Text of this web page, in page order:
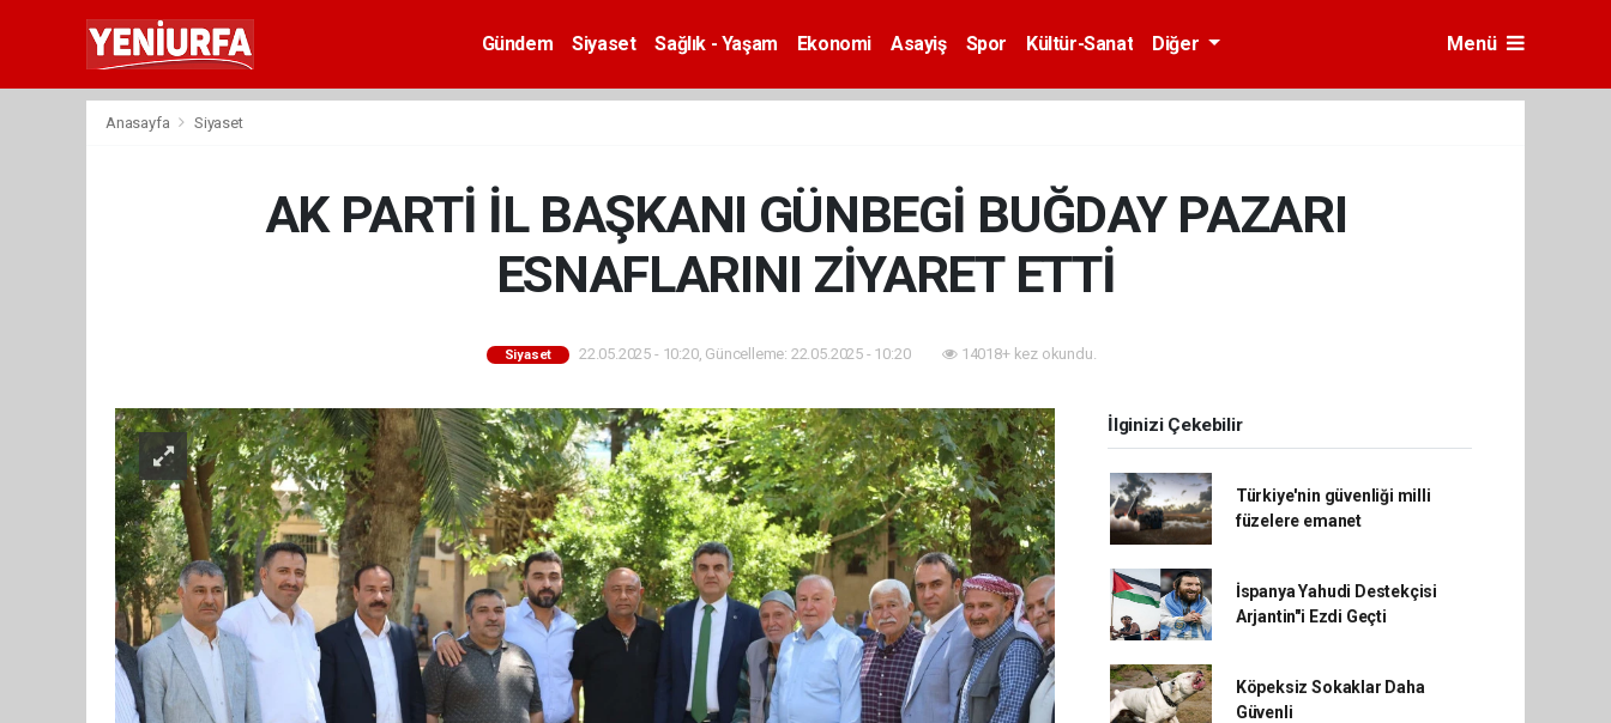
Gündem Siyaset Sağlık - Yaşam Ekonomi Asayiş Spor Kültür-Sanat Diğer Menü
Anasayfa Siyaset
AK PARTİ İL BAŞKANI GÜNBEGİ BUĞDAY PAZARI
ESNAFLARINI ZİYARET ETTİ
Siyaset 22.05.2025 - 10:20, Güncelleme: 22.05.2025 - 10:20 14018+ kez okundu.
İlginizi Çekebilir
Türkiye'nin güvenliği milli
füzelere emanet
İspanya Yahudi Destekçisi
Arjantin"i Ezdi Geçti
Köpeksiz Sokaklar Daha
Güvenli